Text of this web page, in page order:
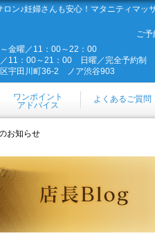
ン♪妊婦さんも安心！マタニティマッ
ご
金曜／11：00～22：00
11：00～21：00 日曜／完全予約制
宇田川町36-2 ノア渋谷903
ワンポイント
アドバイス
よくあるご質問
お知らせ